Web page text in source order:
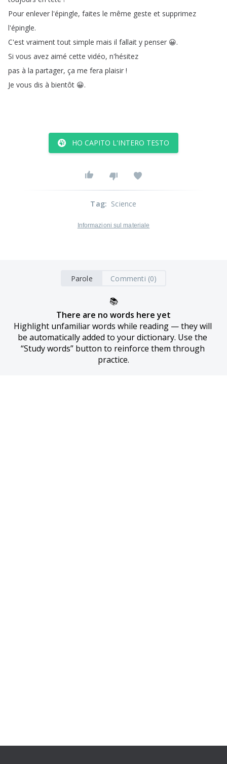
Pour enlever l'épingle, faites le même geste et supprimez
l'épingle.
C'est vraiment tout simple mais il fallait y penser 😀.
Si vous avez aimé cette vidéo, n'hésitez
pas à la partager, ça me fera plaisir !
Je vous dis à bientôt 😀.
HO CAPITO L'INTERO TESTO
Tag: Science
Informazioni sul materiale
Parole Commenti (0)
📚
There are no words here yet
Highlight unfamiliar words while reading — they will
be automatically added to your dictionary. Use the
“Study words” button to reinforce them through
practice.